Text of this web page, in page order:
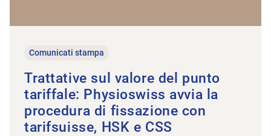
Comunicati stampa
Trattative sul valore del punto
tariffale: Physioswiss avvia la
procedura di fissazione con
tarifsuisse, HSK e CSS